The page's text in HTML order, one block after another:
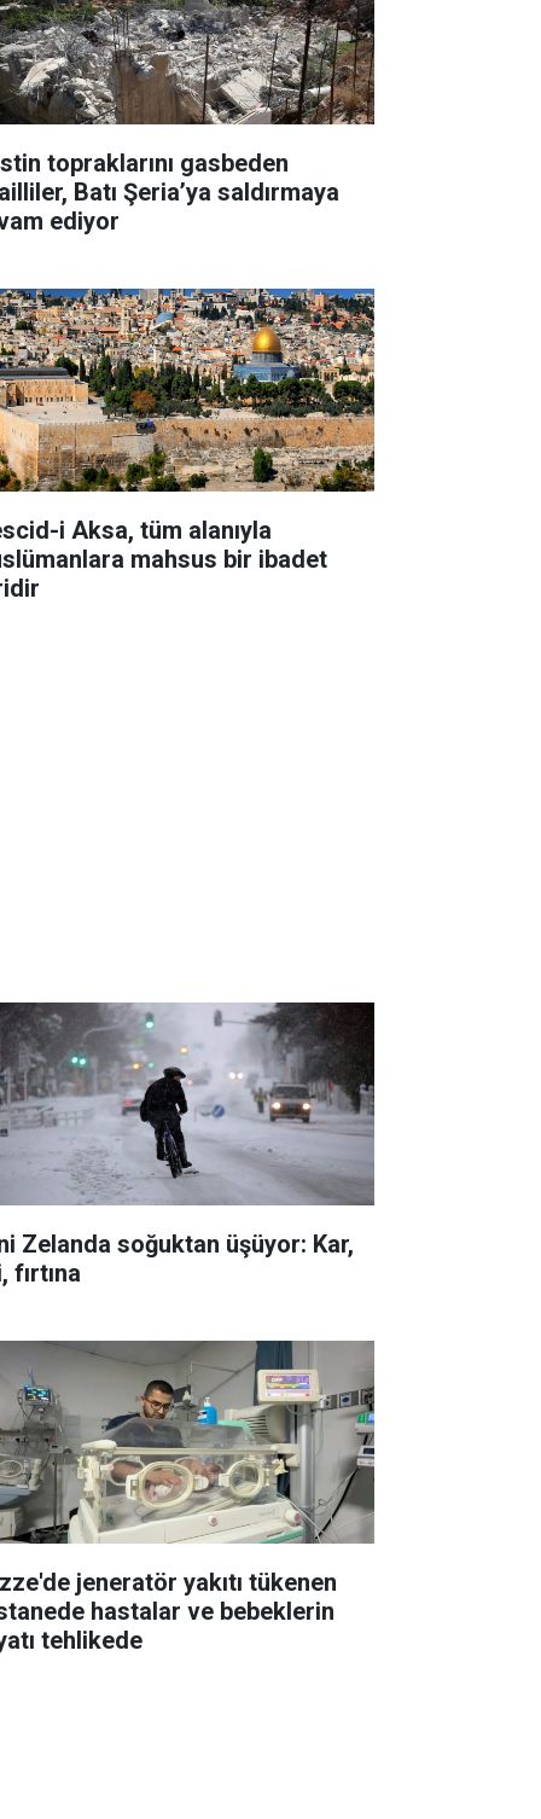
topraklarını gasbeden
Batı Şeria’ya saldırmaya
ediyor
i Aksa, tüm alanıyla
mahsus bir ibadet
Zelanda soğuktan üşüyor: Kar,
fırtına
jeneratör yakıtı tükenen
hastalar ve bebeklerin
tehlikede